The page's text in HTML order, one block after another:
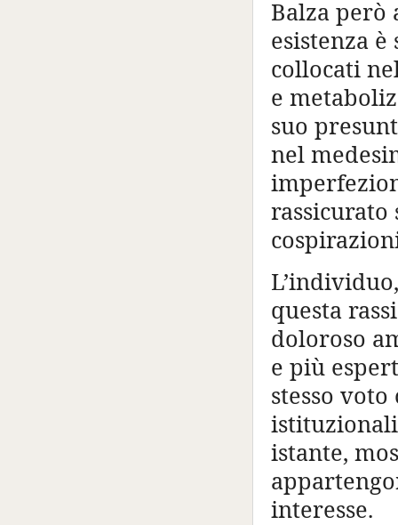
Balza però
esistenza
collocati
e
suo
nel
questa
doloroso
e più
stesso
istante,
interesse.